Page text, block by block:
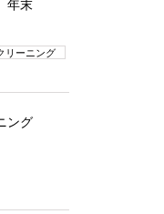
年末
リーニング
ング